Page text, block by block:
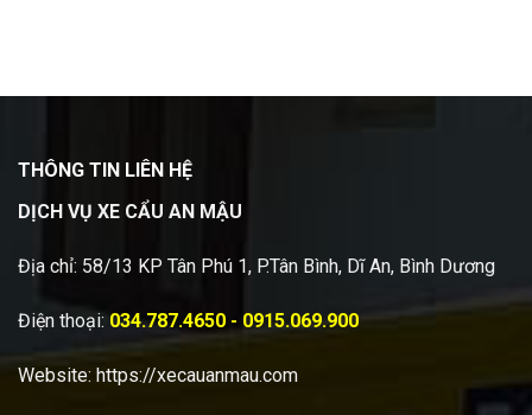
THÔNG TIN LIÊN HỆ
DỊCH VỤ XE CẨU AN MẬU
Địa chỉ: 58/13 KP Tân Phú 1, P.Tân Bình, Dĩ An, Bình Dương
Điện thoại: 034.787.4650 - 0915.069.900
Website: https://xecauanmau.com